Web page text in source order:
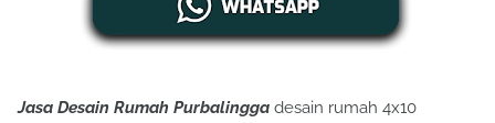
Jasa Desain Rumah Purbalingga desain rumah 4x10